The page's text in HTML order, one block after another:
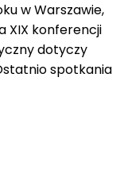
w Warszawie,
XIX konferencji
dotyczy
spotkania